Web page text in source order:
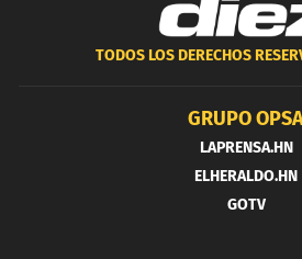
TODOS LOS DERECHOS
GRUPO
LAPRENSA.HN
ELHERALDO.HN
GOTV